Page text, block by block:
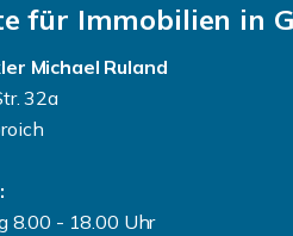
für Immobilien in
Michael Ruland
32a
8.00 - 18.00 Uhr